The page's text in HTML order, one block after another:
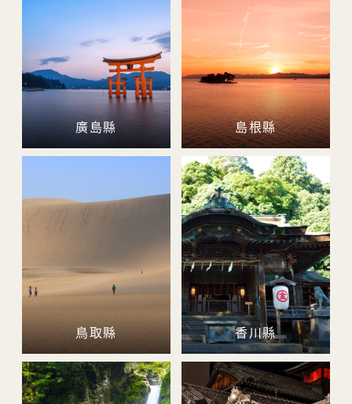
廣島縣 島根縣
鳥取縣 香川縣